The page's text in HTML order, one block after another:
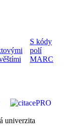
S kódy
polí
MARC
univerzita